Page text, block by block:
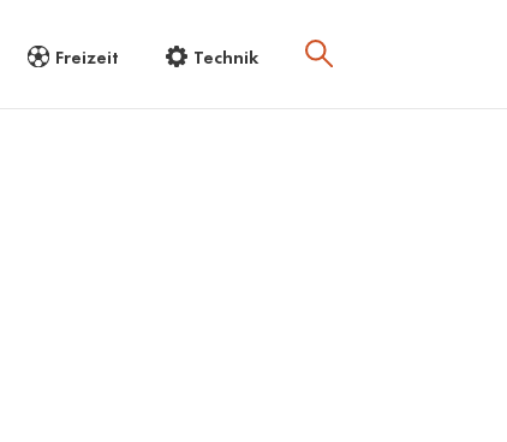
Freizeit Technik